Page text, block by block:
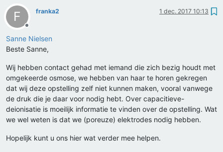
F
Offline
franka2 1 dec. 2017 10:13
Sanne Nielsen
Beste Sanne,
Wij hebben contact gehad met iemand die zich bezig houdt met
omgekeerde osmose, we hebben van haar te horen gekregen
dat wij deze opstelling zelf niet kunnen maken, vooral vanwege
de druk die je daar voor nodig hebt. Over capacitieve-
deionisatie is moeilijk informatie te vinden over de opstelling. Wat
we wel weten is dat we (poreuze) elektrodes nodig hebben.
Hopelijk kunt u ons hier wat verder mee helpen.